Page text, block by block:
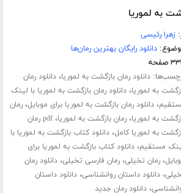
به لموریا
زهرا رئیسی
دانلود رایگان بهترین رمان‌ها
صفحه
دانلود رمان بازگشت به لموریا،دانلود رمان
به لموریا،دانلود رمان بازگشت به لموریا با لینک
،دانلود رمان بازگشت به لموریا برای موبایل،رمان
به لموریا،رمان بازگشت به لموریا،
pdf رمان
به لموریا کامل،دانلود کتاب بازگشت به لموریا با
مستقیم،دانلود کتاب بازگشت به لموریا برای
،رمان تخیلی،رمان فارسی تخیلی،دانلود رمان
،دانلود داستان روانشناسی،دانلود داستان
،دانلود رمان جدید